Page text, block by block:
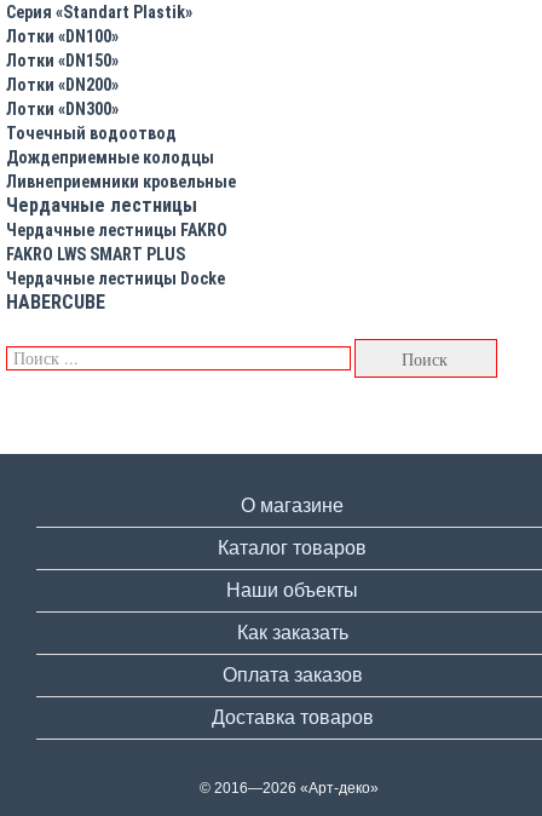
Серия «Standart Plastik»
Лотки «DN100»
Лотки «DN150»
Лотки «DN200»
Лотки «DN300»
Точечный водоотвод
Дождеприемные колодцы
Ливнеприемники кровельные
Чердачные лестницы
Чердачные лестницы FAKRO
FAKRO LWS SMART PLUS
Чердачные лестницы Docke
HABERCUBE
О магазине
Каталог товаров
Наши объекты
Как заказать
Оплата заказов
Доставка товаров
© 2016—2026 «Арт-деко»